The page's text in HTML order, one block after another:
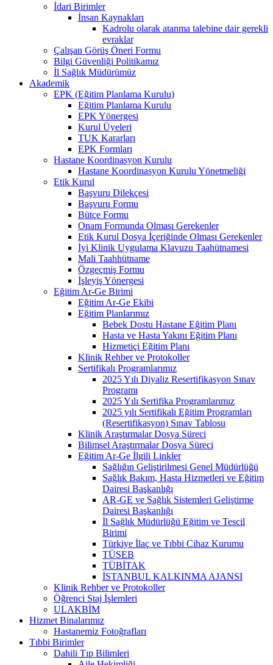
İdari Birimler
İnsan Kaynakları
Kadrolu olarak atanma talebine dair gerekli
evraklar
Çalışan Görüş Öneri Formu
Bilgi Güvenliği Politikamız
İl Sağlık Müdürümüz
Akademik
EPK (Eğitim Planlama Kurulu)
Eğitim Planlama Kurulu
EPK Yönergesi
Kurul Üyeleri
TUK Kararları
EPK Formları
Hastane Koordinasyon Kurulu
Hastane Koordinasyon Kurulu Yönetmeliği
Etik Kurul
Başvuru Dilekçesi
Başvuru Formu
Bütçe Formu
Onam Formunda Olması Gerekenler
Etik Kurul Dosya İçeriğinde Olması Gerekenler
İyi Klinik Uygulama Klavuzu Taahütnamesi
Mali Taahhütname
Özgeçmiş Formu
İşleyiş Yönergesi
Eğitim Ar-Ge Birimi
Eğitim Ar-Ge Ekibi
Eğitim Planlarımız
Bebek Dostu Hastane Eğitim Planı
Hasta ve Hasta Yakını Eğitim Planı
Hizmetiçi Eğitim Planı
Klinik Rehber ve Protokoller
Sertifikalı Programlarımız
2025 Yılı Diyaliz Resertifikasyon Sınav
Programı
2025 Yılı Sertifika Programlarımız
2025 yılı Sertifikalı Eğitim Programları
(Resertifikasyon) Sınav Tablosu
Klinik Araştırmalar Dosya Süreci
Bilimsel Araştırmalar Dosya Süreci
Eğitim Ar-Ge İlgili Linkler
Sağlığın Geliştirilmesi Genel Müdürlüğü
Sağlık Bakım, Hasta Hizmetleri ve Eğitim
Dairesi Başkanlığı
AR-GE ve Sağlık Sistemleri Geliştirme
Dairesi Başkanlığı
İl Sağlık Müdürlüğü Eğitim ve Tescil
Birimi
Türkiye İlaç ve Tıbbi Cihaz Kurumu
TÜSEB
TÜBİTAK
İSTANBUL KALKINMA AJANSI
Klinik Rehber ve Protokoller
Öğrenci Staj İşlemleri
ULAKBİM
Hizmet Binalarımız
Hastanemiz Fotoğrafları
Tıbbi Birimler
Dahili Tıp Bilimleri